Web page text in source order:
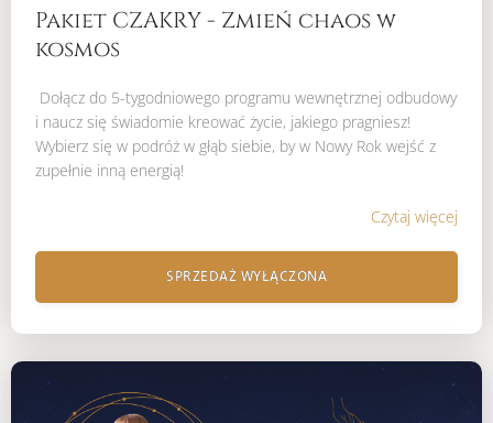
Pakiet CZAKRY - Zmień chaos w
kosmos
Dołącz do 5-tygodniowego programu wewnętrznej odbudowy
i naucz się świadomie kreować życie, jakiego pragniesz!
Wybierz się w podróż w głąb siebie, by w Nowy Rok wejść z
zupełnie inną energią!
Czytaj więcej
SPRZEDAŻ WYŁĄCZONA